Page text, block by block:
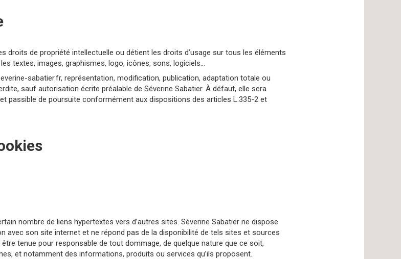
droits de propriété intellectuelle ou détient les droits d’usage sur tous les éléments
textes, images, graphismes, logo, icônes, sons, logiciels…
sabatier.fr, représentation, modification, publication, adaptation totale ou
sauf autorisation écrite préalable de Séverine Sabatier. À défaut, elle sera
passible de poursuite conformément aux dispositions des articles L.335-2 et
nombre de liens hypertextes vers d’autres sites. Séverine Sabatier ne dispose
avec son site internet et ne répond pas de la disponibilité de tels sites et sources
tenue pour responsable de tout dommage, de quelque nature que ce soit,
et notamment des informations, produits ou services qu’ils proposent.